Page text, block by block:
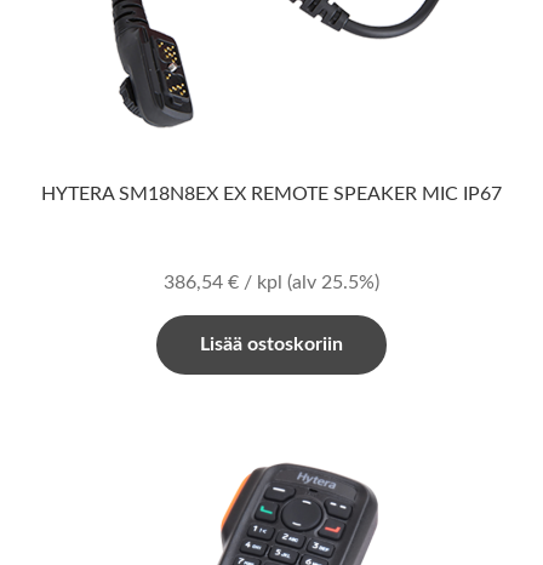
HYTERA SM18N8EX EX REMOTE SPEAKER MIC IP67
386,54 € / kpl (alv 25.5%)
Lisää ostoskoriin